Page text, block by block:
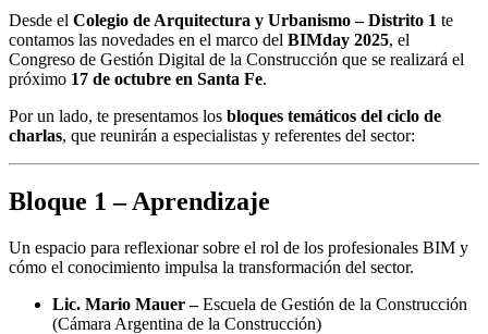
Desde el Colegio de Arquitectura y Urbanismo – Distrito 1 te
contamos las novedades en el marco del BIMday 2025, el
Congreso de Gestión Digital de la Construcción que se realizará el
próximo 17 de octubre en Santa Fe.
Por un lado, te presentamos los bloques temáticos del ciclo de
charlas, que reunirán a especialistas y referentes del sector:
Bloque 1 – Aprendizaje
Un espacio para reflexionar sobre el rol de los profesionales BIM y
cómo el conocimiento impulsa la transformación del sector.
Lic. Mario Mauer –Escuela de Gestión de la Construcción
(Cámara Argentina de la Construcción)